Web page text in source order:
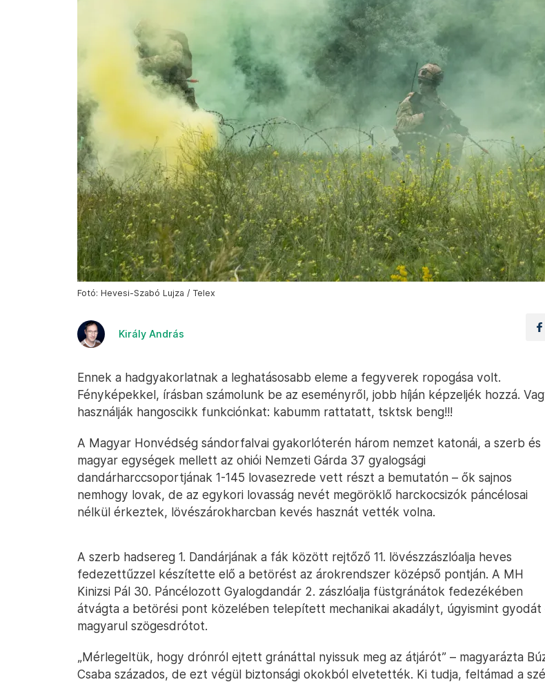
Fotó: Hevesi-Szabó Lujza / Telex
Király András
Ennek a hadgyakorlatnak a leghatásosabb eleme a fegyverek ropogása volt.
Fényképekkel, írásban számolunk be az eseményről, jobb híján képzeljék hozzá.
használják hangoscikk funkciónkat: kabumm rattatatt, tsktsk beng!!!
A Magyar Honvédség sándorfalvai gyakorlóterén három nemzet katonái, a szerb és
magyar egységek mellett az ohiói Nemzeti Gárda 37 gyalogsági
dandárharccsoportjának 1-145 lovasezrede vett részt a bemutatón – ők sajnos
nemhogy lovak, de az egykori lovasság nevét megöröklő harckocsizók páncélosai
nélkül érkeztek, lövészárokharcban kevés hasznát vették volna.
A szerb hadsereg 1. Dandárjának a fák között rejtőző 11. lövészzászlóalja heves
fedezettűzzel készítette elő a betörést az árokrendszer középső pontján. A MH
Kinizsi Pál 30. Páncélozott Gyalogdandár 2. zászlóalja füstgránátok fedezékében
átvágta a betörési pont közelében telepített mechanikai akadályt, úgyismint gyodát
magyarul szögesdrótot.
„Mérlegeltük, hogy drónról ejtett gránáttal nyissuk meg az átjárót” – magyarázta
Csaba százados, de ezt végül biztonsági okokból elvetették. Ki tudja, feltámad a